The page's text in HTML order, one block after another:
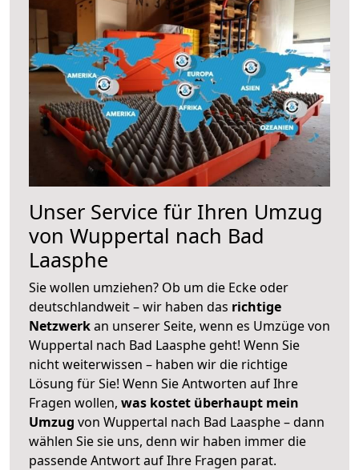
Unser Service für Ihren Umzug
von Wuppertal nach Bad
Laasphe
Sie wollen umziehen? Ob um die Ecke oder
deutschlandweit – wir haben das richtige
Netzwerkan unserer Seite, wenn es Umzüge von
Wuppertal nach Bad Laasphe geht! Wenn Sie
nicht weiterwissen – haben wir die richtige
Lösung für Sie! Wenn Sie Antworten auf Ihre
Fragen wollen, was kostet überhaupt mein
Umzug von Wuppertal nach Bad Laasphe – dann
wählen Sie sie uns, denn wir haben immer die
passende Antwort auf Ihre Fragen parat.